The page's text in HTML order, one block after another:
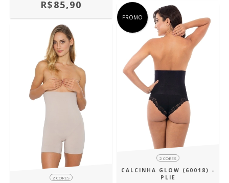
R$85,90
2 CORES
PROMO
2 CORES
CALCINHA GLOW (60018) -
PLIE